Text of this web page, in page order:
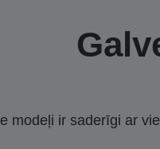
modeļi ir saderīgi ar